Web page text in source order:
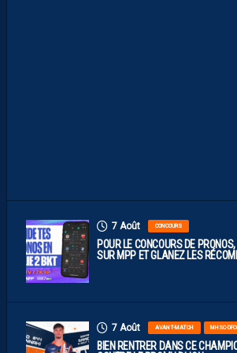
7 Août CONCOURS
POUR LE CONCOURS DE PRONOS,
SUR MPP ET GLANEZ LES
7 Août AVANT-MATCH MHSC-
BIEN RENTRER DANS CE